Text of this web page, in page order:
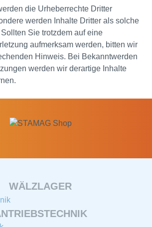
die Urheberrechte Dritter
werden Inhalte Dritter als solche
Sie trotzdem auf eine
aufmerksam werden, bitten wir
Hinweis. Bei Bekanntwerden
werden wir derartige Inhalte
WÄLZLAGER